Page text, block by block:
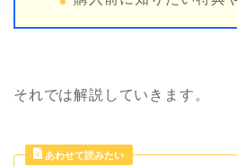
それでは解説していきます。